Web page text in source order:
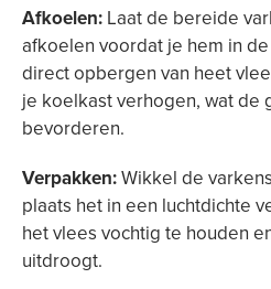
Afkoelen: Laat de bereide
afkoelen voordat je hem in
direct opbergen van heet
je koelkast verhogen, wat de
bevorderen.
Verpakken:Wikkel de
plaats het in een luchtdichte
het vlees vochtig te houden
uitdroogt.